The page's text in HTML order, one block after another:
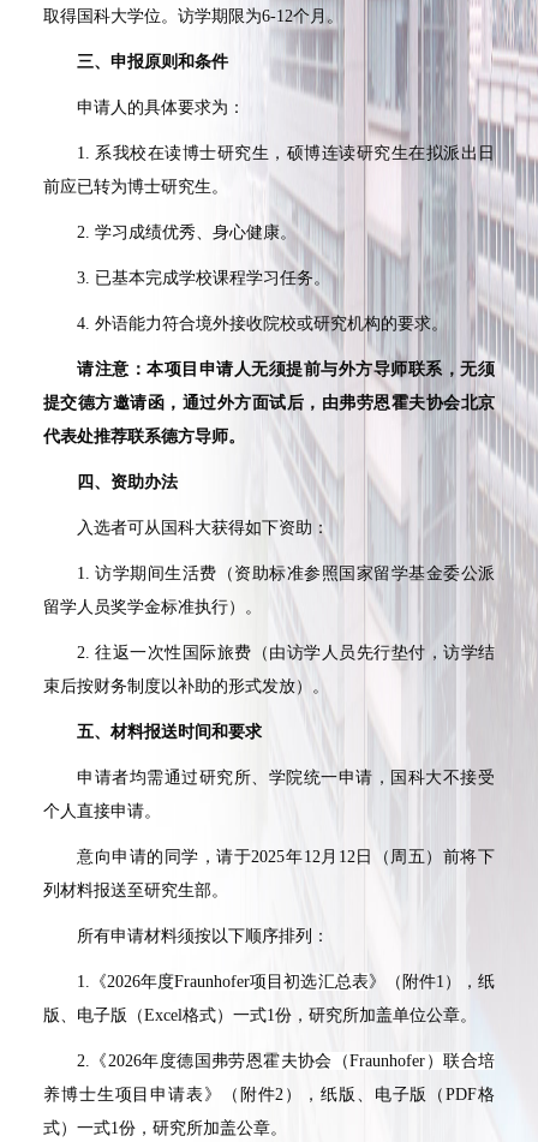
取得国科大学位。访学期限为6-12个月。
三、申报原则和条件
申请人的具体要求为：
1. 系我校在读博士研究生，硕博连读研究生在拟派出日
前应已转为博士研究生。
2. 学习成绩优秀、身心健康。
3. 已基本完成学校课程学习任务。
4. 外语能力符合境外接收院校或研究机构的要求。
请注意：本项目申请人无须提前与外方导师联系，无须
提交德方邀请函，通过外方面试后，由弗劳恩霍夫协会北京
代表处推荐联系德方导师。
四、资助办法
入选者可从国科大获得如下资助：
1. 访学期间生活费（资助标准参照国家留学基金委公派
留学人员奖学金标准执行）。
2. 往返一次性国际旅费（由访学人员先行垫付，访学结
束后按财务制度以补助的形式发放）。
五、材料报送时间和要求
申请者均需通过研究所、学院统一申请，国科大不接受
个人直接申请。
意向申请的同学，请于2025年12月12日（周五）前将下
列材料报送至研究生部。
所有申请材料须按以下顺序排列：
1.《2026年度Fraunhofer项目初选汇总表》（附件1），纸
版、电子版（Excel格式）一式1份，研究所加盖单位公章。
2.《2026年度德国弗劳恩霍夫协会（Fraunhofer）联合培
养博士生项目申请表 》（附件2），纸版、电子版（PDF格
式）一式1份，研究所加盖公章。